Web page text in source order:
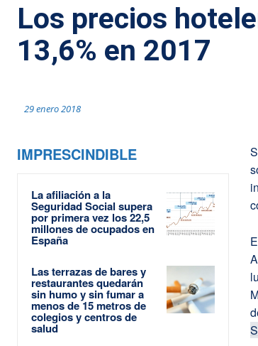
Los precios
13,6% en 2017
29 enero 2018
IMPRESCINDIBLE
La afiliación a la
Seguridad Social supera
por primera vez los 22,5
millones de ocupados en
España
Las terrazas de bares y
restaurantes quedarán
sin humo y sin fumar a
menos de 15 metros de
colegios y centros de
salud